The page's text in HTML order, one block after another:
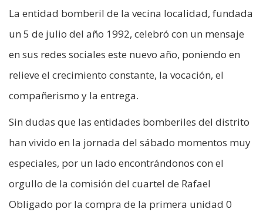
La entidad bomberil de la vecina localidad, fundada
un 5 de julio del año 1992, celebró con un mensaje
en sus redes sociales este nuevo año, poniendo en
relieve el crecimiento constante, la vocación, el
compañerismo y la entrega.
Sin dudas que las entidades bomberiles del distrito
han vivido en la jornada del sábado momentos muy
especiales, por un lado encontrándonos con el
orgullo de la comisión del cuartel de Rafael
Obligado por la compra de la primera unidad 0